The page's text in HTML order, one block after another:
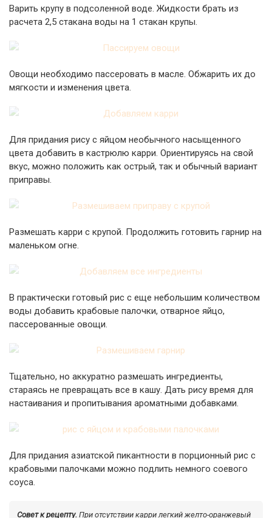
Варить крупу в подсоленной воде. Жидкости брать из
расчета 2,5 стакана воды на 1 стакан крупы.
Овощи необходимо пассеровать в масле. Обжарить их до
мягкости и изменения цвета.
Для придания рису с яйцом необычного насыщенного
цвета добавить в кастрюлю карри. Ориентируясь на свой
вкус, можно положить как острый, так и обычный вариант
приправы.
Размешать карри с крупой. Продолжить готовить гарнир на
маленьком огне.
В практически готовый рис с еще небольшим количеством
воды добавить крабовые палочки, отварное яйцо,
пассерованные овощи.
Тщательно, но аккуратно размешать ингредиенты,
стараясь не превращать все в кашу. Дать рису время для
настаивания и пропитывания ароматными добавками.
Для придания азиатской пикантности в порционный рис с
крабовыми палочками можно подлить немного соевого
соуса.
Совет к рецепту. При отсутствии карри легкий желто-оранжевый